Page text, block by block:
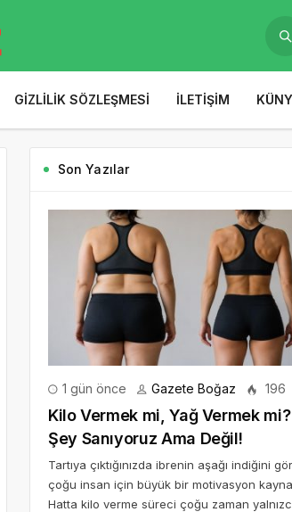
GIZLILIK SÖZLEŞMESI İLETIŞIM
Son Yazılar
1 gün önce Gazete Boğaz 196
Kilo Vermek mi, Yağ Vermek mi?
Şey Sanıyoruz Ama Değil!
Tartıya çıktığınızda ibrenin aşağı indiğini
çoğu insan için büyük bir motivasyon
Hatta kilo verme süreci çoğu zaman